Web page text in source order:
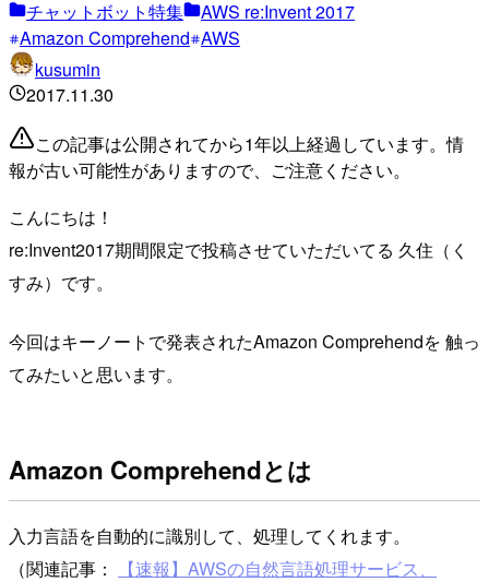
チャットボット特集
AWS re:Invent 2017
Amazon Comprehend AWS
kusumin
2017.11.30
この記事は公開されてから1年以上経過しています。情
報が古い可能性がありますので、ご注意ください。
こんにちは！
re:Invent2017期間限定で投稿させていただいてる 久住（く
すみ）です。
今回はキーノートで発表されたAmazon Comprehendを 触っ
てみたいと思います。
Amazon Comprehendとは
入力言語を自動的に識別して、処理してくれます。
（関連記事：
【速報】AWSの自然言語処理サービス、